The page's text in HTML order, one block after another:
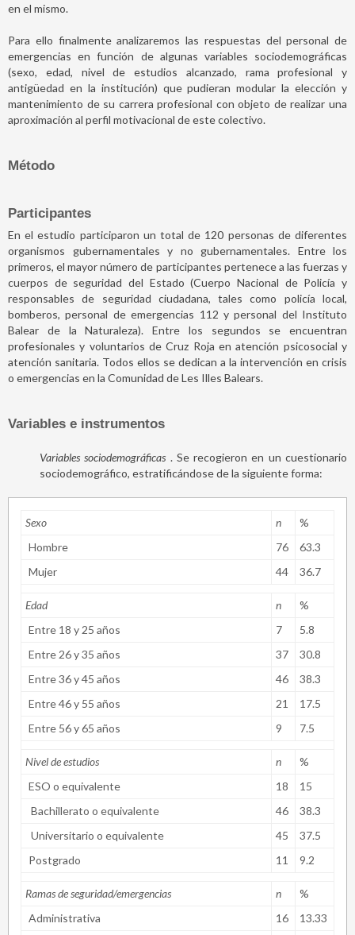
en el mismo.
Para ello finalmente analizaremos las respuestas del personal de
emergencias en función de algunas variables sociodemográficas
(sexo, edad, nivel de estudios alcanzado, rama profesional y
antigüedad en la institución) que pudieran modular la elección y
mantenimiento de su carrera profesional con objeto de realizar una
aproximación al perfil motivacional de este colectivo.
Método
Participantes
En el estudio participaron un total de 120 personas de diferentes
organismos gubernamentales y no gubernamentales. Entre los
primeros, el mayor número de participantes pertenece a las fuerzas y
cuerpos de seguridad del Estado (Cuerpo Nacional de Policía y
responsables de seguridad ciudadana, tales como policía local,
bomberos, personal de emergencias 112 y personal del Instituto
Balear de la Naturaleza). Entre los segundos se encuentran
profesionales y voluntarios de Cruz Roja en atención psicosocial y
atención sanitaria. Todos ellos se dedican a la intervención en crisis
o emergencias en la Comunidad de Les Illes Balears.
Variables e instrumentos
Variables sociodemográficas . Se recogieron en un cuestionario
sociodemográfico, estratificándose de la siguiente forma:
Sexo n
%
Hombre
76
63.3
Mujer
44 36.7
Edad n
%
Entre 18 y 25 años
7
5.8
Entre 26 y 35 años
37
30.8
Entre 36 y 45 años
46
38.3
Entre 46 y 55 años
21
17.5
Entre 56 y 65 años
9 7.5
Nivel de estudios n
%
ESO o equivalente
18
15
Bachillerato o equivalente
46
38.3
Universitario o equivalente
45
37.5
Postgrado
11 9.2
Ramas de seguridad/emergencias n
%
Administrativa
16
13.33